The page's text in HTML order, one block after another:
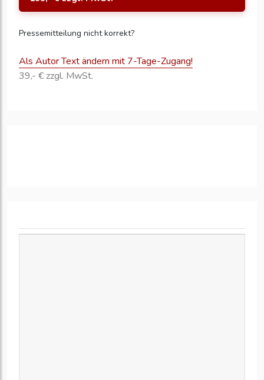
Pressemitteilung nicht korrekt?
Als Autor Text ändern mit 7-Tage-Zugang!
39,- € zzgl. MwSt.